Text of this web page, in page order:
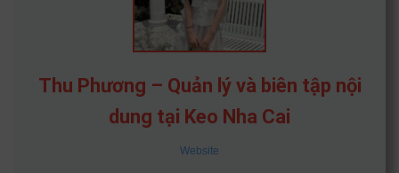
Thu Phương – Quản lý và biên tập nội
dung tại Keo Nha Cai
Website